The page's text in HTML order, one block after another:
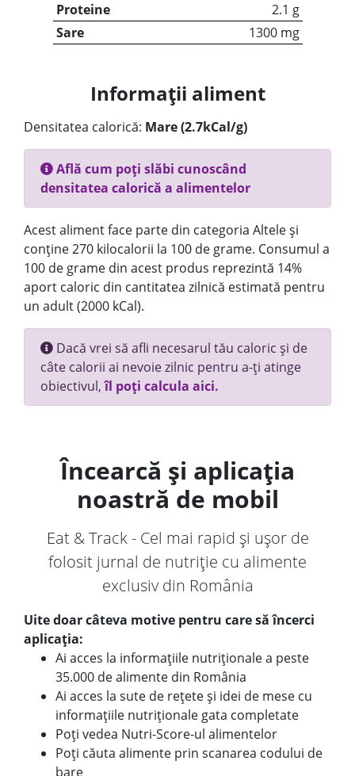
Proteine
2.1 g
Sare
1300 mg
Informații aliment
Densitatea calorică: Mare (2.7kCal/g)
Află cum poți slăbi cunoscând
densitatea calorică a alimentelor
Acest aliment face parte din categoria Altele și
conține 270 kilocalorii la 100 de grame. Consumul a
100 de grame din acest produs reprezintă 14%
aport caloric din cantitatea zilnică estimată pentru
un adult (2000 kCal).
Dacă vrei să afli necesarul tău caloric și de
câte calorii ai nevoie zilnic pentru a-ți atinge
obiectivul,îl poți calcula aici.
Încearcă și aplicația
noastră de mobil
Eat & Track - Cel mai rapid și ușor de
folosit jurnal de nutriție cu alimente
exclusiv din România
Uite doar câteva motive pentru care să încerci
aplicația:
Ai acces la informațiile nutriționale a peste
35.000 de alimente din România
Ai acces la sute de rețete și idei de mese cu
informațiile nutriționale gata completate
Poți vedea Nutri-Score-ul alimentelor
Poți căuta alimente prin scanarea codului de
bare